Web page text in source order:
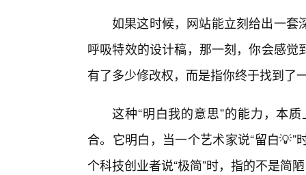
如果这时候，网站能立刻给出一套
呼吸特效的设计稿，那一刻，你会感
有了多少修改权，而是指你终于找到了
这种“明白我的意思”的能力，本
合。它明白，当一个艺术家说“留白
个科技创业者说“极简”时，指的不是简